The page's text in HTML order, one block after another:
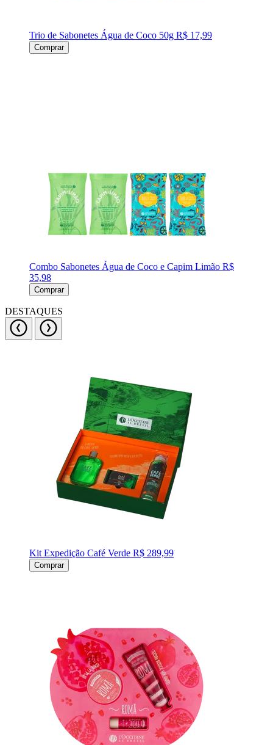
Trio de Sabonetes Água de Coco 50g R$ 17,99
Comprar
Combo Sabonetes Água de Coco e Capim Limão R$
35,98
Comprar
DESTAQUES
Kit Expedição Café Verde R$ 289,99
Comprar